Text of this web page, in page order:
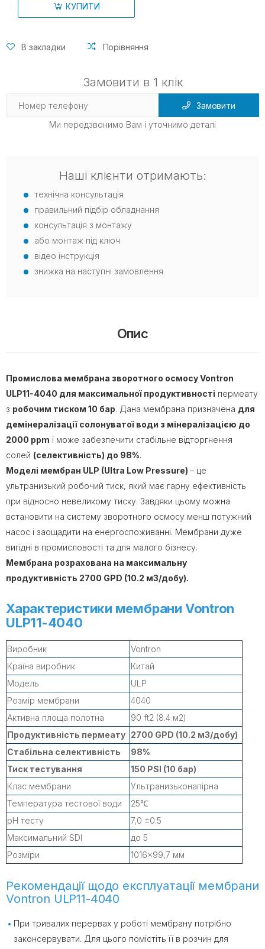
КУПИТИ
В закладки Порівняння
Замовити в 1 клік
Замовити
Ми передзвонимо Вам і уточнимо деталі
Наші клієнти отримають:
технічна консультація
правильний підбір обладнання
консультація з монтажу
або монтаж під ключ
відео інструкція
знижка на наступні замовлення
Опис
Промислова мембрана зворотного осмосу Vontron
ULP11-4040 для максимальної продуктивності пермеату
з робочим тиском 10 бар. Дана мембрана призначена для
демінералізації солонуватої води з мінералізацією до
2000 ppm і може забезпечити стабільне відторгнення
солей (селективність) до 98%.
Моделі мембран ULP (Ultra Low Pressure) – це
ультранизький робочий тиск, який має гарну ефективність
при відносно невеликому тиску. Завдяки цьому можна
встановити на систему зворотного осмосу менш потужний
насос і заощадити на енергоспоживанні. Мембрани дуже
вигідні в промисловості та для малого бізнесу.
Мембрана розрахована на максимальну
продуктивність 2700 GPD (10.2 м3/добу).
Характеристики мембрани Vontron
ULP11-4040
Виробник
Vontron
Країна виробник
Китай
Модель
ULP
Розмір мембрани
4040
Активна площа полотна
90 ft2 (8.4 м2)
Продуктивність пермеату 2700 GPD (10.2 м3/добу)
Стабільна селективність
98%
Тиск тестування
150 PSI (10 бар)
Клас мембрани
Ультранизьконапірна
Температура тестової води
25℃
рН тесту
7,0 ±0.5
Максимальний SDI
до 5
Розміри
1016×99,7 мм
Рекомендації щодо експлуатації мембрани
Vontron ULP11-4040
При тривалих перервах у роботі мембрану потрібно
законсервувати. Для цього помістіть її в розчин для